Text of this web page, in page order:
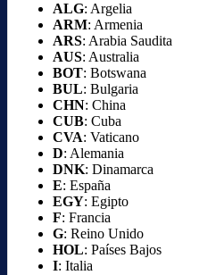
ALG: Argelia
ARM: Armenia
ARS: Arabia Saudita
AUS: Australia
BOT: Botswana
BUL: Bulgaria
CHN: China
CUB: Cuba
CVA: Vaticano
D: Alemania
DNK: Dinamarca
E: España
EGY: Egipto
F: Francia
G: Reino Unido
HOL: Países Bajos
I: Italia